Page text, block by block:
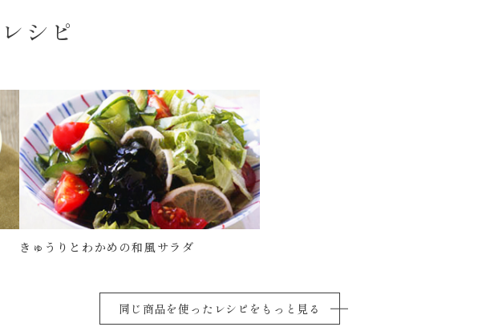
シピ
きゅうりとわかめの和風サラダ
同じ商品を使ったレシピをもっと見る